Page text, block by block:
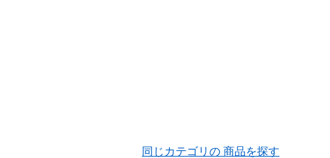
同じカテゴリの 商品を探す